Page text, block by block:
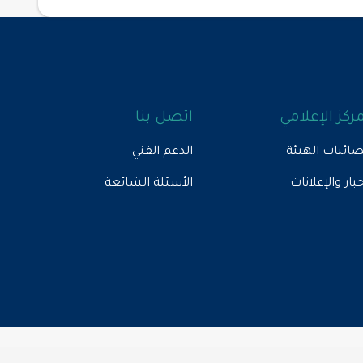
الإعلامي
الهيئة
والإعلانات
اتصل بنا
الدعم الفني
الأسئلة الشائعة